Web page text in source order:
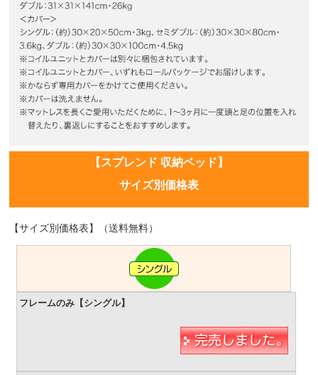
【スプレンド 収納ベッド】
サイズ別価格表
【サイズ別価格表】（送料無料）